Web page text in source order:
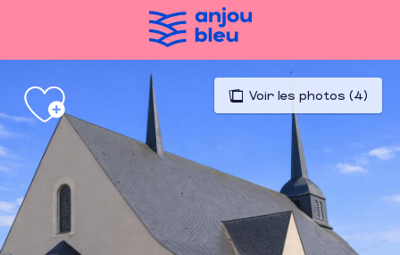
Voir les photos (4)